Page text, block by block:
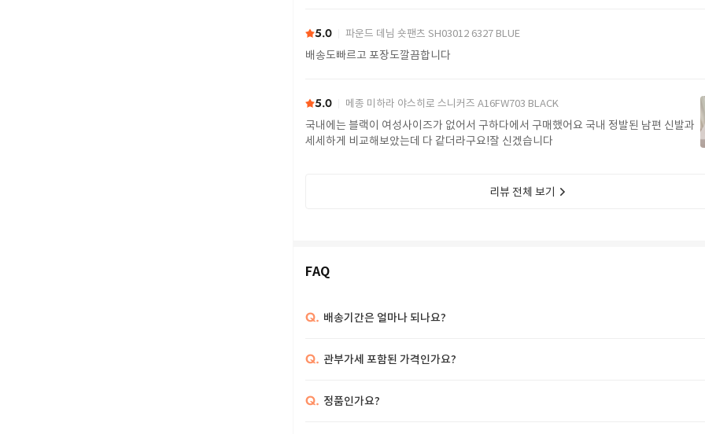
5.0 파운드 데님 숏팬츠 SH03012 6327 BLUE
배송도빠르고 포장도깔끔합니다
5.0 메종 미하라 야스히로 스니커즈 A16FW703 BLACK
국내에는 블랙이 여성사이즈가 없어서 구하다에서 구매했어요 국내 정발된 남편 신발과
세세하게 비교해보았는데 다 같더라구요!잘 신겠습니다
리뷰 전체 보기
FAQ
Q. 배송기간은 얼마나 되나요?
Q. 관부가세 포함된 가격인가요?
Q. 정품인가요?